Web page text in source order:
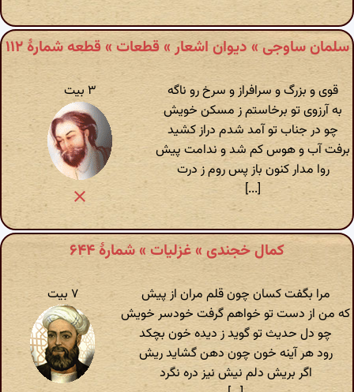
سلمان ساوجی » دیوان اشعار » قطعات » قطعه شمارهٔ ۱۱۲
قوی و بزرگ و سرافراز و سرخ رو ناگه
به آرزوی تو برخاستم ز مسکن خویش
چو در جناب تو آمد شدم دراز کشید
برفت آب و هوس کم شد و ندامت پیش
روا مدار کنون باز پس روم ز درت
[...]
۳ بیت
کمال خجندی » غزلیات » شمارهٔ ۶۴۴
مرا بگفت کسان چون قلم مران از پیش
که من از دست تو خواهم گرفت خودسر خویش
چو دل حدیث تو گوید ز دیده خون بچکد
رود هر آینه خون چون دهن گشاید ریش
اگر بریش دلم نیش نیز دره نگرد
۷ بیت